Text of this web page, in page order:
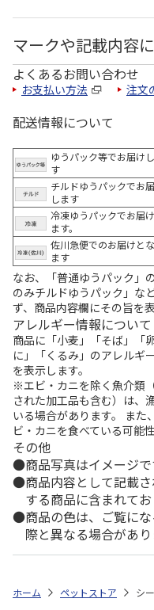
マークや記載内容
よくあるお問い合わせ
お支払い方法 注文
配送情報について
ゆうパック等でお届け
す
チルドゆうパックでお
します
冷凍ゆうパックでお届
ます。
佐川急便でのお届けと
ます
なお、「普通ゆうパック」
のみチルドゆうパック」な
ず、商品内容欄にその旨を
アレルギー情報について
商品に「小麦」「そば」「
に」「くるみ」のアレルギ
を表示します。
※エビ・カニを除く魚介類
された加工品も含む）は、
いる場合があります。 また
ビ・カニを食べている可能
その他
商品写真はイメージで
商品内容として記載
する商品に含まれてお
商品の色は、ご覧に
際と異なる場合があり
ホーム ペットストア シ